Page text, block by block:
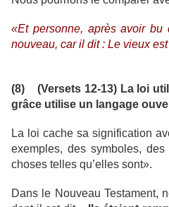
«Et personne, après avoir bu
nouveau, car il dit : Le vieux
(8) (Versets 12-13) La loi
grâce utilise un langage
La loi cache sa signification
exemples, des symboles,
choses telles qu’elles sont».
Dans le Nouveau Testament,